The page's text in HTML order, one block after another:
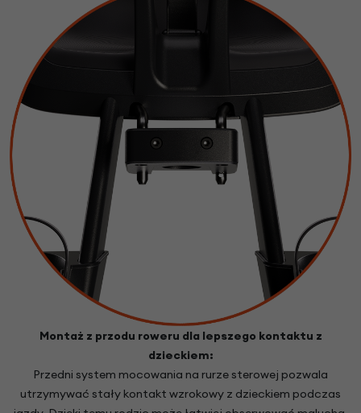
Montaż z przodu roweru dla lepszego kontaktu z
dzieckiem:
Przedni system mocowania na rurze sterowej pozwala
utrzymywać stały kontakt wzrokowy z dzieckiem podczas